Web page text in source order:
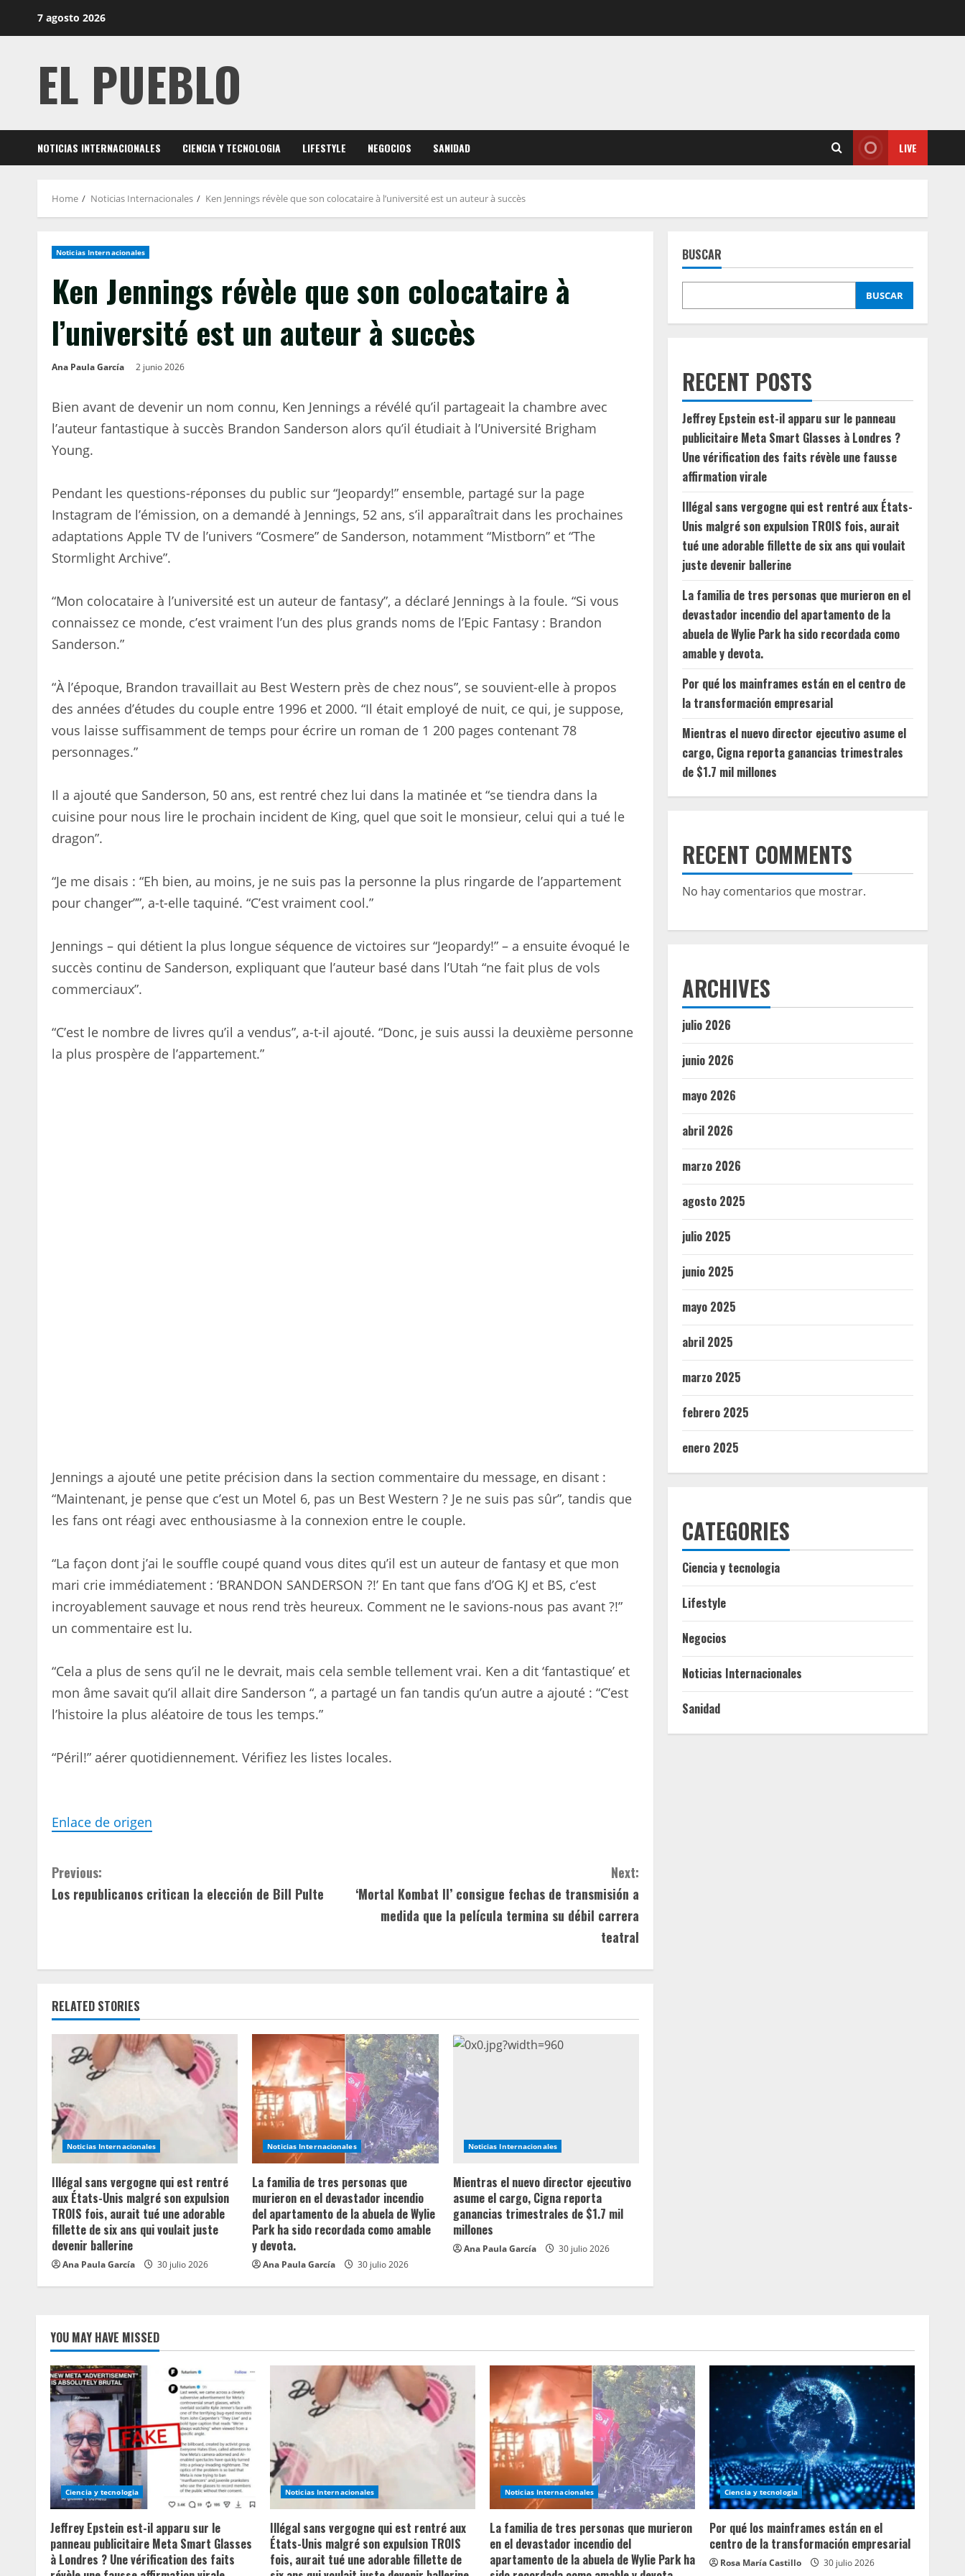
7 agosto 2026
EL PUEBLO
NOTICIAS INTERNACIONALES CIENCIA Y TECNOLOGIA LIFESTYLE NEGOCIOS SANIDAD LIVE
Home Noticias Internacionales Ken Jennings révèle que son colocataire à l’université est un auteur à succès
Noticias Internacionales
Ken Jennings révèle que son colocataire à
l’université est un auteur à succès
Ana Paula García 2 junio 2026
Bien avant de devenir un nom connu, Ken Jennings a révélé qu’il partageait la chambre avec
l’auteur fantastique à succès Brandon Sanderson alors qu’il étudiait à l’Université Brigham
Young.
Pendant les questions-réponses du public sur “Jeopardy!” ensemble, partagé sur la page
Instagram de l’émission, on a demandé à Jennings, 52 ans, s’il apparaîtrait dans les prochaines
adaptations Apple TV de l’univers “Cosmere” de Sanderson, notamment “Mistborn” et “The
Stormlight Archive”.
“Mon colocataire à l’université est un auteur de fantasy”, a déclaré Jennings à la foule. “Si vous
connaissez ce monde, c’est vraiment l’un des plus grands noms de l’Epic Fantasy : Brandon
Sanderson.”
“À l’époque, Brandon travaillait au Best Western près de chez nous”, se souvient-elle à propos
des années d’études du couple entre 1996 et 2000. “Il était employé de nuit, ce qui, je suppose,
vous laisse suffisamment de temps pour écrire un roman de 1 200 pages contenant 78
personnages.”
Il a ajouté que Sanderson, 50 ans, est rentré chez lui dans la matinée et “se tiendra dans la
cuisine pour nous lire le prochain incident de King, quel que soit le monsieur, celui qui a tué le
dragon”.
“Je me disais : “Eh bien, au moins, je ne suis pas la personne la plus ringarde de l’appartement
pour changer””, a-t-elle taquiné. “C’est vraiment cool.”
Jennings – qui détient la plus longue séquence de victoires sur “Jeopardy!” – a ensuite évoqué le
succès continu de Sanderson, expliquant que l’auteur basé dans l’Utah “ne fait plus de vols
commerciaux”.
“C’est le nombre de livres qu’il a vendus”, a-t-il ajouté. “Donc, je suis aussi la deuxième personne
la plus prospère de l’appartement.”
Jennings a ajouté une petite précision dans la section commentaire du message, en disant :
“Maintenant, je pense que c’est un Motel 6, pas un Best Western ? Je ne suis pas sûr”, tandis que
les fans ont réagi avec enthousiasme à la connexion entre le couple.
“La façon dont j’ai le souffle coupé quand vous dites qu’il est un auteur de fantasy et que mon
mari crie immédiatement : ‘BRANDON SANDERSON ?!’ En tant que fans d’OG KJ et BS, c’est
incroyablement sauvage et nous rend très heureux. Comment ne le savions-nous pas avant ?!”
un commentaire est lu.
“Cela a plus de sens qu’il ne le devrait, mais cela semble tellement vrai. Ken a dit ‘fantastique’ et
mon âme savait qu’il allait dire Sanderson “, a partagé un fan tandis qu’un autre a ajouté : “C’est
l’histoire la plus aléatoire de tous les temps.”
“Péril!” aérer quotidiennement. Vérifiez les listes locales.
Enlace de origen
C
o
t
i
n
u
R
e
a
d
i
n
Previous:
Los republicanos critican la elección de Bill Pulte
Next:
‘Mortal Kombat II’ consigue fechas de transmisión a
medida que la película termina su débil carrera
teatral
RELATED STORIES
Noticias Internacionales
Illégal sans vergogne qui est rentré
aux États-Unis malgré son expulsion
TROIS fois, aurait tué une adorable
fillette de six ans qui voulait juste
devenir ballerine
Ana Paula García 30 julio 2026
Noticias Internacionales
La familia de tres personas que
murieron en el devastador incendio
del apartamento de la abuela de Wylie
Park ha sido recordada como amable
y devota.
Ana Paula García 30 julio 2026
Noticias Internacionales
Mientras el nuevo director ejecutivo
asume el cargo, Cigna reporta
ganancias trimestrales de $1.7 mil
millones
Ana Paula García 30 julio 2026
BUSCAR
BUSCAR
RECENT POSTS
Jeffrey Epstein est-il apparu sur le panneau
publicitaire Meta Smart Glasses à Londres ?
Une vérification des faits révèle une fausse
affirmation virale
Illégal sans vergogne qui est rentré aux États-
Unis malgré son expulsion TROIS fois, aurait
tué une adorable fillette de six ans qui voulait
juste devenir ballerine
La familia de tres personas que murieron en el
devastador incendio del apartamento de la
abuela de Wylie Park ha sido recordada como
amable y devota.
Por qué los mainframes están en el centro de
la transformación empresarial
Mientras el nuevo director ejecutivo asume el
cargo, Cigna reporta ganancias trimestrales
de $1.7 mil millones
RECENT COMMENTS
No hay comentarios que mostrar.
ARCHIVES
julio 2026
junio 2026
mayo 2026
abril 2026
marzo 2026
agosto 2025
julio 2025
junio 2025
mayo 2025
abril 2025
marzo 2025
febrero 2025
enero 2025
CATEGORIES
Ciencia y tecnologia
Lifestyle
Negocios
Noticias Internacionales
Sanidad
YOU MAY HAVE MISSED
Ciencia y tecnologia
Jeffrey Epstein est-il apparu sur le
panneau publicitaire Meta Smart Glasses
à Londres ? Une vérification des faits
Noticias Internacionales
Illégal sans vergogne qui est rentré aux
États-Unis malgré son expulsion TROIS
fois, aurait tué une adorable fillette de
Noticias Internacionales
La familia de tres personas que murieron
en el devastador incendio del
apartamento de la abuela de Wylie Park ha
Ciencia y tecnologia
Por qué los mainframes están en el
centro de la transformación empresarial
Rosa María Castillo 30 julio 2026